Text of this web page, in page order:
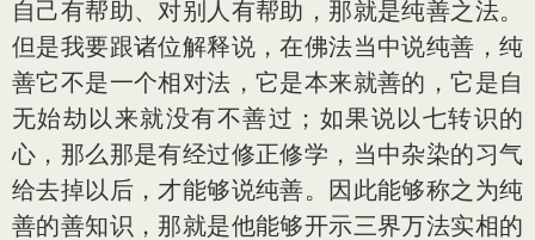
自己有帮助、对别人有帮助，那就是纯善之法。
但是我要跟诸位解释说，在佛法当中说纯善，纯
善它不是一个相对法，它是本来就善的，它是自
无始劫以来就没有不善过；如果说以七转识的
心，那么那是有经过修正修学，当中杂染的习气
给去掉以后，才能够说纯善。因此能够称之为纯
善的善知识，那就是他能够开示三界万法实相的